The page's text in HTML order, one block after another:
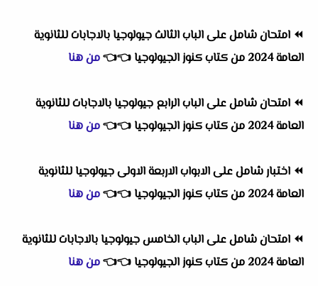
⏪ امتحان شامل على الباب الثالث جيولوجيا بالاجابات للثانوية
العامة 2024 من كتاب كنوز الجيولوجيا
👈
👈من هنا
⏪ امتحان شامل على الباب الرابع جيولوجيا بالاجابات للثانوية
العامة 2024 من كتاب كنوز الجيولوجيا
👈
👈من هنا
⏪ اختبار شامل على الابواب الاربعة الاولى جيولوجيا للثانوية
العامة 2024 من كتاب كنوز الجيولوجيا
👈
👈من هنا
⏪ امتحان شامل على الباب الخامس جيولوجيا بالاجابات للثانوية
العامة 2024 من كتاب كنوز الجيولوجيا
👈
👈من هنا